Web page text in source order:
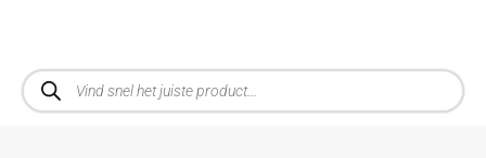
HOME / COMPLETE BADKAMERS